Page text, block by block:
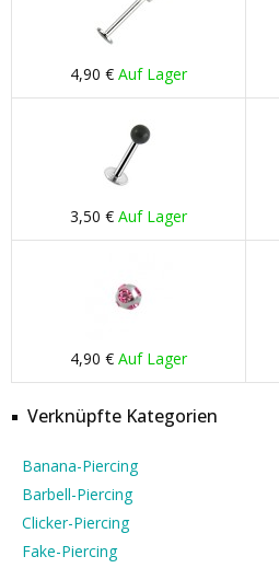
4,90 € Auf Lager
3,50 € Auf Lager
4,90 € Auf Lager
Verknüpfte Kategorien
Banana-Piercing
Barbell-Piercing
Clicker-Piercing
Fake-Piercing